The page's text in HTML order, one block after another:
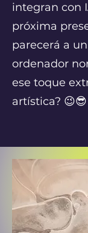
integran con
próxima
parecerá a
ordenador
ese toque
artística? 😉😎